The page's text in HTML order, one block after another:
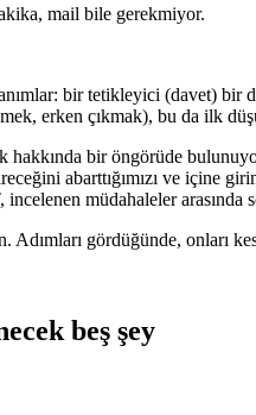
mail bile gerekmiyor.
bir tetikleyici (davet)
erken çıkmak), bu da ilk
bir öngörüde
abarttığımızı ve içine
müdahaleler
Adımları gördüğünde, onları
beş şey